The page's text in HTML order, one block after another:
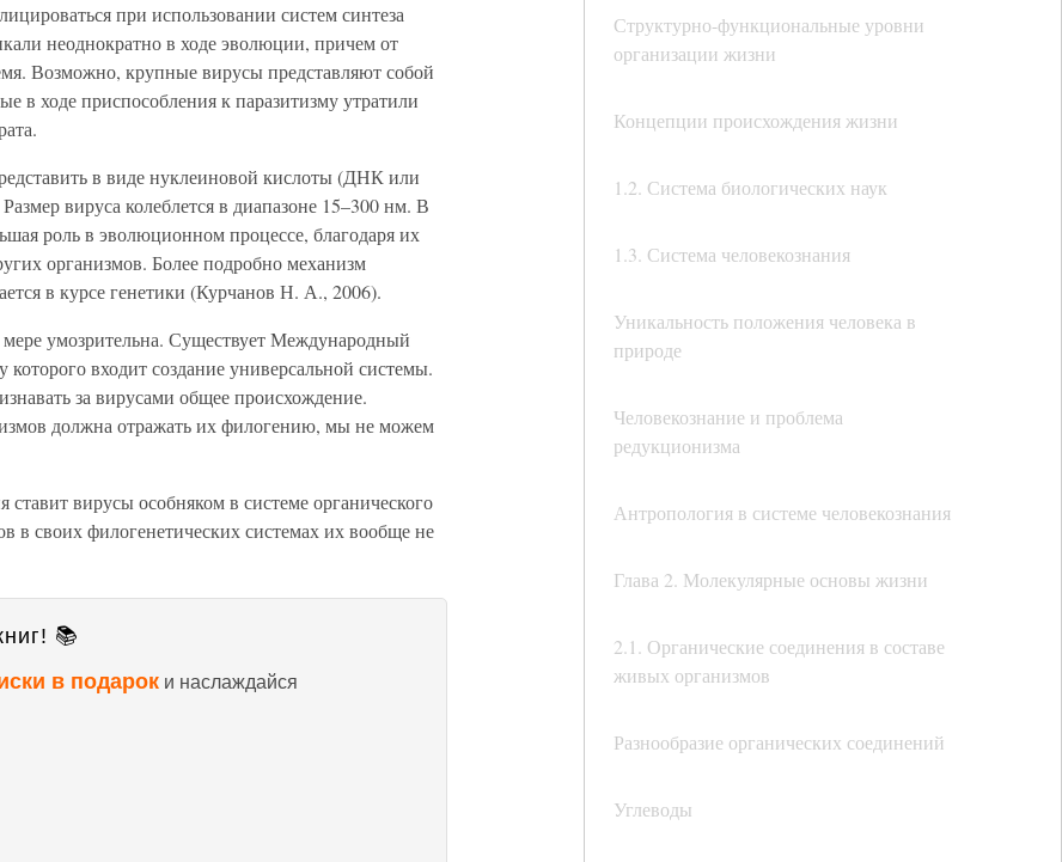
Структурно-функциональные уровни
организации жизни
Концепции происхождения жизни
1.2. Система биологических наук
1.3. Система человекознания
Уникальность положения человека в
природе
Человекознание и проблема
редукционизма
Антропология в системе человекознания
Глава 2. Молекулярные основы жизни
2.1. Органические соединения в составе
живых организмов
Разнообразие органических соединений
Углеводы
при использовании систем синтеза
неоднократно в ходе эволюции, причем от
Возможно, крупные вирусы представляют собой
в ходе приспособления к паразитизму утратили
в виде нуклеиновой кислоты (ДНК или
вируса колеблется в диапазоне 15–300 нм. В
роль в эволюционном процессе, благодаря их
организмов. Более подробно механизм
в курсе генетики (Курчанов Н. А., 2006).
умозрительна. Существует Международный
входит создание универсальной системы.
за вирусами общее происхождение.
должна отражать их филогению, мы не можем
вирусы особняком в системе органического
в своих филогенетических системах их вообще не
📚
в подарок и наслаждайся